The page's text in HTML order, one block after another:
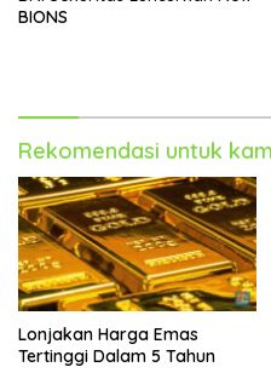
BIONS
Rekomendasi untuk
Lonjakan Harga Emas
Tertinggi Dalam 5 Tahun